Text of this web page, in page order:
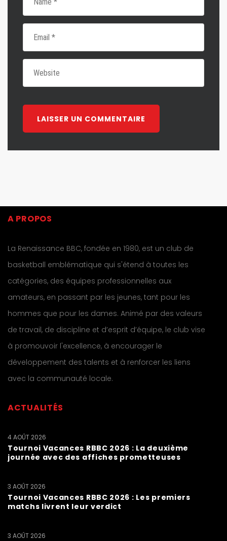
A PROPOS
La Renaissance BBC, fondée en 1980, est un club de
basketball emblématique qui s'étend à toutes les
catégories, des équipes professionnelles aux
amateurs, en passant par les jeunes, tant pour les
hommes que pour les dames. Animé par des valeurs
de travail, de discipline et d’esprit d’équipe, le club vise
à promouvoir l'excellence, à encourager le
développement des talents et à renforcer les liens
avec la communauté locale.
ACTUALITÉS
Tournoi Vacances RBBC 2026 : La deuxième
journée avec des affiches prometteuses
4 AOÛT 2026
Tournoi Vacances RBBC 2026 : Les premiers
matchs livrent leur verdict
3 AOÛT 2026
3 AOÛT 2026